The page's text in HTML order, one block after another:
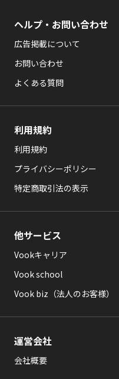
ヘルプ・お問い合わせ
広告掲載について
お問い合わせ
よくある質問
利用規約
利用規約
プライバシーポリシー
特定商取引法の表示
他サービス
Vookキャリア
Vook school
Vook biz（法人のお客様）
運営会社
会社概要